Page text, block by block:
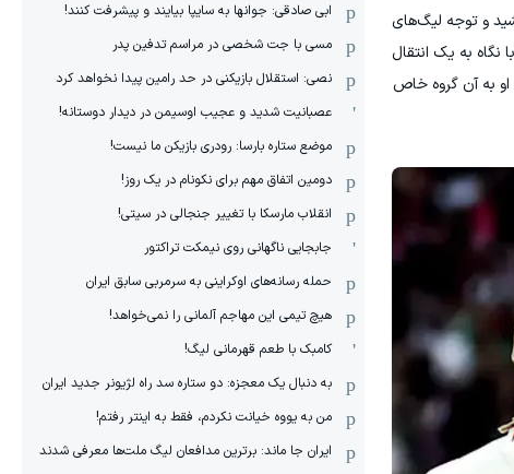
و توجه لیگ‌های
داشته است. با نگاه به یک انتقال
او به آن گروه خاص
ابی صادقی: جوانها به سایپا بیایند و پیشرفت کنند!
مسی با جت شخصی در مراسم تدفین پدر
نصی: استقلال بازیکنی در حد رامین پیدا نخواهد کرد
عصبانیت شدید و عجیب اوسیمن در دیدار دوستانه!
موضع ستاره بارسا: رودری بازیکن ما نیست!
دومین اتفاق مهم برای نکونام در یک روز!
انقلاب مارسکا با تغییر جنجالی در سیتی!
جابجایی ناگهانی روی نیمکت تراکتور
حمله رسانه‌های اوکراینی به سرمربی سابق ایران
هیچ‌ تیمی این مهاجم آلمانی را نمی‌خواهد!
کامبک با طعم قهرمانی لیگ!
به دنبال یک معجزه: دو ستاره سد راه لژیونر جدید ایران
من به یووه خیانت نکردم، فقط به اینتر رفتم!
ایران جا ماند: برترین مدافعان لیگ ملت‌ها معرفی شدند